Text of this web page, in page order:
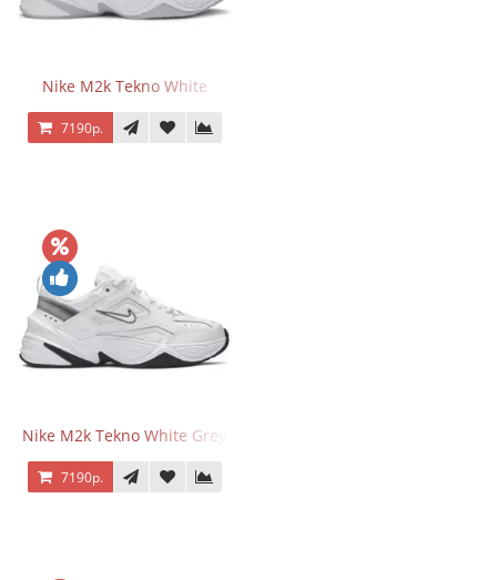
Nike M2k Tekno White
7190р.
Nike M2k Tekno White Grey
7190р.